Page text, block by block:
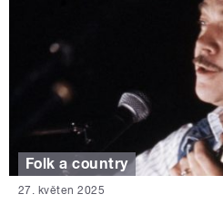
Folk a country
27. květen 2025